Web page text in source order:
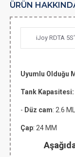
ÜRÜN
iJoy RDTA
Uyumlu Olduğu
Tank Kapasitesi:
- Düz cam: 2.6 ML
Çap: 24 MM